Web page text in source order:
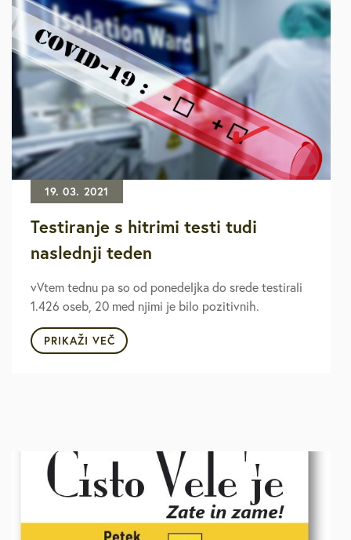
19. 03. 2021
Testiranje s hitrimi testi tudi
naslednji teden
vVtem tednu pa so od ponedeljka do srede testirali
1.426 oseb, 20 med njimi je bilo pozitivnih.
PRIKAŽI VEČ